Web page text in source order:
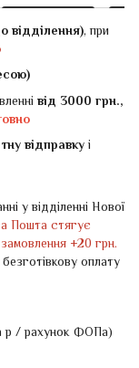
відділення), при
від 3000 грн.,
відправкуі
у відділенні Нової
Пошта стягує
+20 грн.
оплату
р / рахунок ФОПа)